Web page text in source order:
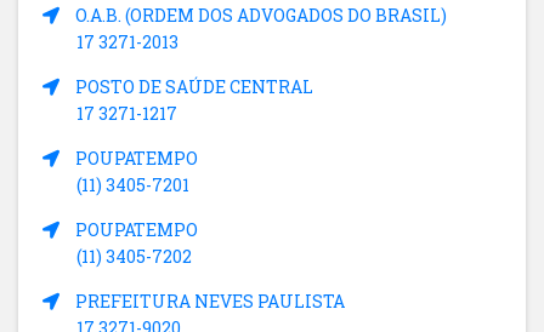
O.A.B. (ORDEM DOS ADVOGADOS DO BRASIL)
17 3271-2013
POSTO DE SAÚDE CENTRAL
17 3271-1217
POUPATEMPO
(11) 3405-7201
POUPATEMPO
(11) 3405-7202
PREFEITURA NEVES PAULISTA